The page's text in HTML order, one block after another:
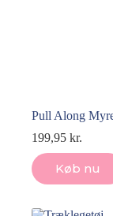
Pull Along
199,95 kr.
Køb nu